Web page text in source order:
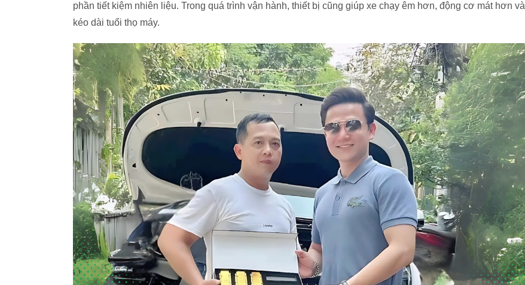
phần tiết kiệm nhiên liệu. Trong quá trình vận hành, thiết bị cũng giúp xe chạy êm hơn, động cơ mát hơn và
kéo dài tuổi thọ máy.